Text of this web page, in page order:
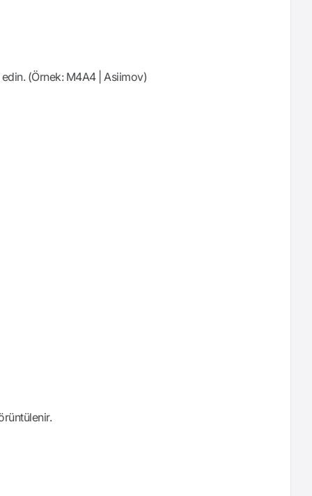
edin. (Örnek: M4A4 | Asiimov)